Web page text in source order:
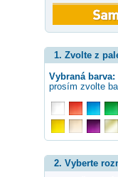
1. Zvolte z
Vybraná barva:
prosím zvolte
2. Vyberte